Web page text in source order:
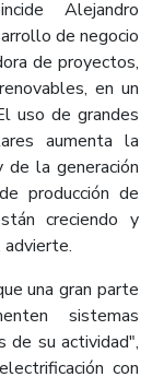
Alejandro
de negocio
de proyectos,
en un
uso de grandes
aumenta la
la generación
producción de
creciendo y
advierte.
una gran parte
sistemas
de su actividad",
con